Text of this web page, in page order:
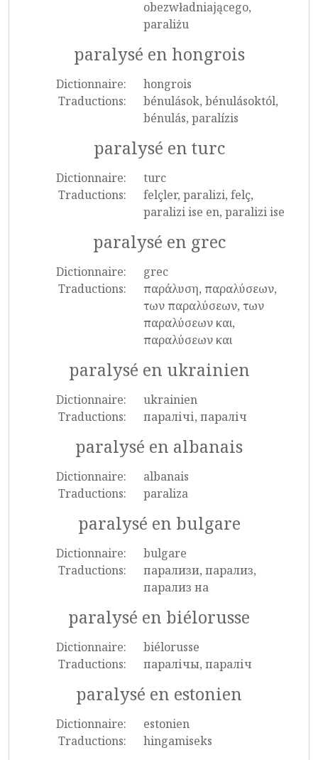
obezwładniającego,
paraliżu
paralysé en hongrois
Dictionnaire:
hongrois
Traductions:
bénulások, bénulásoktól,
bénulás, paralízis
paralysé en turc
Dictionnaire:
turc
Traductions:
felçler, paralizi, felç,
paralizi ise en, paralizi ise
paralysé en grec
Dictionnaire:
grec
Traductions:
παράλυση, παραλύσεων,
των παραλύσεων, των
παραλύσεων και,
παραλύσεων και
paralysé en ukrainien
Dictionnaire:
ukrainien
Traductions:
паралічі, параліч
paralysé en albanais
Dictionnaire:
albanais
Traductions:
paraliza
paralysé en bulgare
Dictionnaire:
bulgare
Traductions:
парализи, парализ,
парализ на
paralysé en biélorusse
Dictionnaire:
biélorusse
Traductions:
паралічы, параліч
paralysé en estonien
Dictionnaire:
estonien
Traductions:
hingamiseks